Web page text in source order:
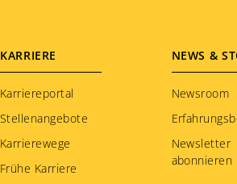
KARRIERE
Karriereportal
Stellenangebote
Karrierewege
Frühe Karriere
NEWS &
Newsroom
Newsletter
abonnieren